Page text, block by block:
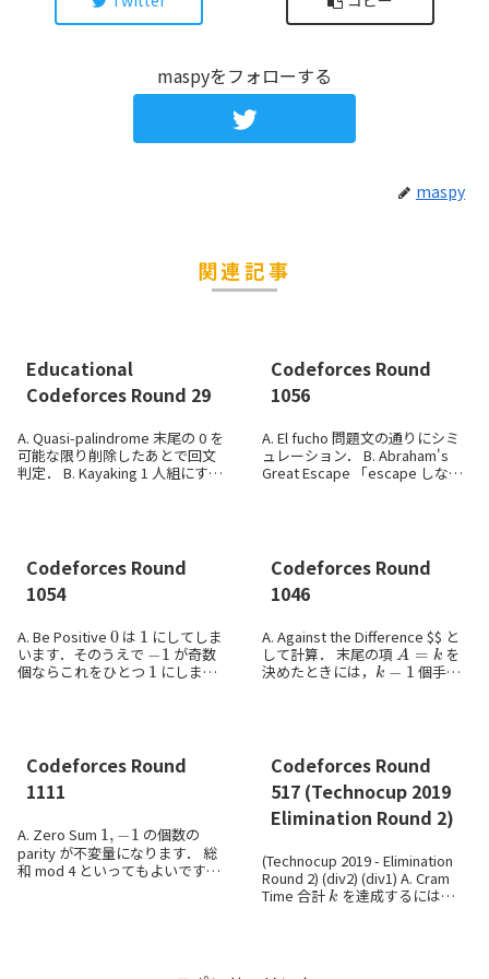
maspyをフォローする
maspy
関連記事
Educational
Codeforces Round 29
A. Quasi-palindrome 末尾の 0 を
可能な限り削除したあとで回文
判定． B. Kayaking 1 人組にする
Codeforces Round
1056
A. El fucho 問題文の通りにシミ
ュレーション． B. Abraham's
Great Escape 「escape しな
k
Codeforces Round
1054
A. Be Positive は
にしてしま
います．そのうえで
−1
が奇数
個ならこれをひとつ
1
にしま
Codeforces Round
1046
A. Against the Difference $$ と
して計算． 末尾の項
A=k
を
決めたときには，
k−1
個手前
k
Codeforces Round
1111
A. Zero Sum
の個数の
parity が不変量になります． 総
和 mod 4 といってもよいです．
Codeforces Round
517 (Technocup 2019
Elimination Round 2)
(Technocup 2019 - Elimination
Round 2) (div2) (div1) A. Cram
Time 合計
k
を達成するには